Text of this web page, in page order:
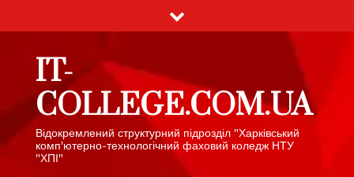
to
IT-
COLLEGE.COM.UA
Відокремлений структурний підрозділ "Харківський
комп'ютерно-технологічний фаховий коледж НТУ
"ХПІ"